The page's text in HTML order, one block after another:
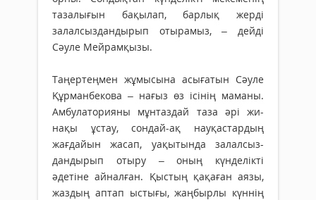
тазалығын бақылап, барлық жерді
залалсыздандырып отырамыз, – дейді
Сәуле Мейрамқызы.
Таңертеңмен жұмы­сы­на асы­ғатын Сәуле
Құр­манбекова – нағыз өз ісінің маманы.
Амбулаторияны мұнтаздай таза әрі жи­
нақы ұстау, сондай-ақ нау­қас­тардың
жағдайын жасап, уақытында залал­сыз­
дандырып отыру – оның күнделікті
әдетіне айналған. Қыстың қақаған аязы,
жаздың аптап ыс­тығы, жаңбырлы күннің